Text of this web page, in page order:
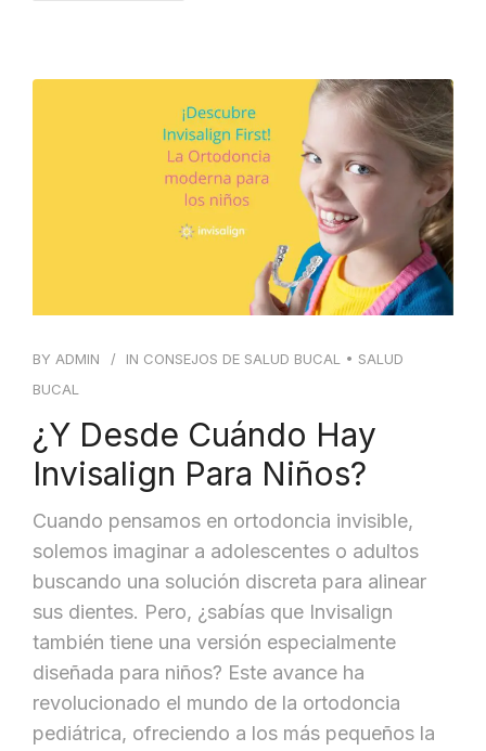
BY ADMIN IN CONSEJOS DE SALUD BUCAL • SALUD
BUCAL
¿Y Desde Cuándo Hay
Invisalign Para Niños?
Cuando pensamos en ortodoncia invisible,
solemos imaginar a adolescentes o adultos
buscando una solución discreta para alinear
sus dientes. Pero, ¿sabías que Invisalign
también tiene una versión especialmente
diseñada para niños? Este avance ha
revolucionado el mundo de la ortodoncia
pediátrica, ofreciendo a los más pequeños la